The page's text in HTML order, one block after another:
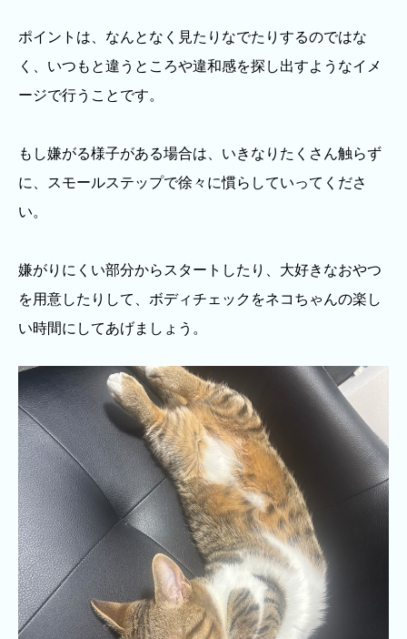
ポイントは、なんとなく見たりなでたりするのではな
く、いつもと違うところや違和感を探し出すようなイメ
ージで行うことです。
もし嫌がる様子がある場合は、いきなりたくさん触らず
に、スモールステップで徐々に慣らしていってくださ
い。
嫌がりにくい部分からスタートしたり、大好きなおやつ
を用意したりして、ボディチェックをネコちゃんの楽し
い時間にしてあげましょう。